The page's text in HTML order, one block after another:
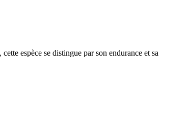
espèce se distingue par son endurance et sa